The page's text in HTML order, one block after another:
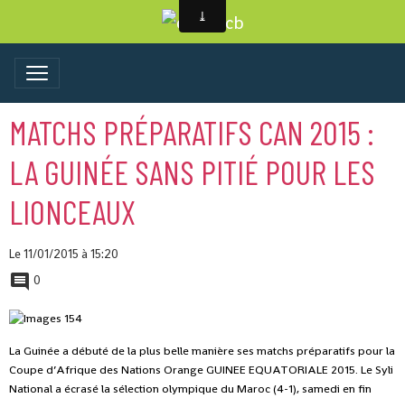
MATCHS PRÉPARATIFS CAN 2015 :
LA GUINÉE SANS PITIÉ POUR LES
LIONCEAUX
Le 11/01/2015 à 15:20
0
La Guinée a débuté de la plus belle manière ses matchs préparatifs pour la
Coupe d’Afrique des Nations Orange GUINEE EQUATORIALE 2015. Le Syli
National a écrasé la sélection olympique du Maroc (4-1), samedi en fin